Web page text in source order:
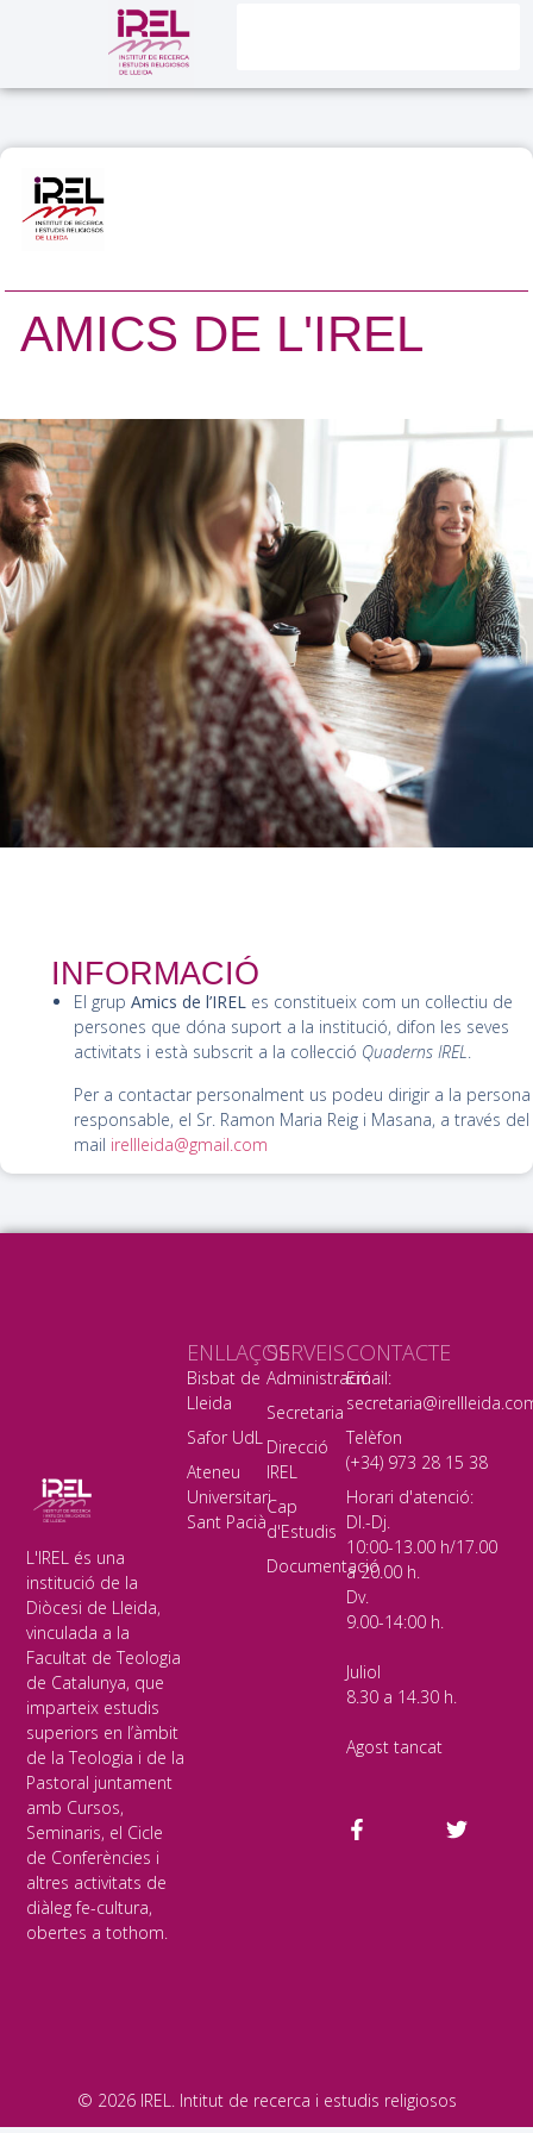
AMICS DE L'IREL
INFORMACIÓ
El grupAmics de l’IREL es constitueix com un col·lectiu de
persones que dóna suport a la institució, difon les seves
activitats i està subscrit a la col·lecció Quaderns IREL.
Per a contactar personalment us podeu dirigir a la persona
responsable, el Sr. Ramon Maria Reig i Masana, a través del
mail irellleida@gmail.com
L'IREL és una
institució de la
Diòcesi de Lleida,
vinculada a la
Facultat de Teologia
de Catalunya, que
imparteix estudis
superiors en l’àmbit
de la Teologia i de la
Pastoral juntament
amb Cursos,
Seminaris, el Cicle
de Conferències i
altres activitats de
diàleg fe-cultura,
obertes a tothom.
SERVEIS
Administració
Secretaria
Direcció
IREL
Cap
d'Estudis
Documentació
ENLLAÇOS
Bisbat de
Lleida
Safor UdL
Ateneu
Universitari
Sant Pacià
CONTACTE
Email:
Telèfon
(+34) 973 28 15 38
Horari d'atenció:
Dl.-Dj.
10:00-13.00 h/17.00
a 20.00 h.
Dv.
9.00-14:00 h.
Juliol
8.30 a 14.30 h.
Agost tancat
© 2026 IREL. Intitut de recerca i estudis religiosos